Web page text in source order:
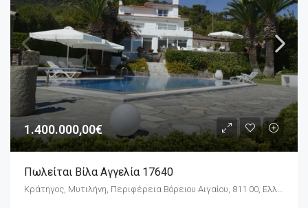
1.400.000,00€
Πωλείται Βίλα Αγγελία 17640
Κράτηγος, Μυτιλήνη, Περιφέρεια Βόρειου Αιγαίου, 811 00, Ελλάδα